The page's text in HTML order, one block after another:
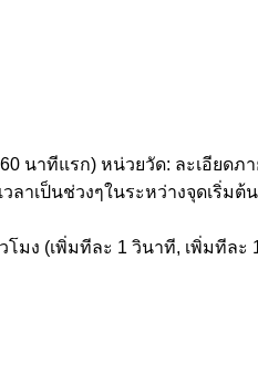
60 นาทีแรก) หน่วยวัด: ละเอียด
าเป็นช่วงๆในระหว่างจุดเริ่มต้
มง (เพิ่มทีละ 1 วินาที, เพิ่มทีละ